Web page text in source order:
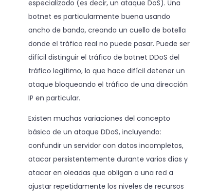
especializado (es decir, un ataque DoS). Una
botnet es particularmente buena usando
ancho de banda, creando un cuello de botella
donde el tráfico real no puede pasar. Puede ser
difícil distinguir el tráfico de botnet DDoS del
tráfico legítimo, lo que hace difícil detener un
ataque bloqueando el tráfico de una dirección
IP en particular.
Existen muchas variaciones del concepto
básico de un ataque DDoS, incluyendo:
confundir un servidor con datos incompletos,
atacar persistentemente durante varios días y
atacar en oleadas que obligan a una red a
ajustar repetidamente los niveles de recursos